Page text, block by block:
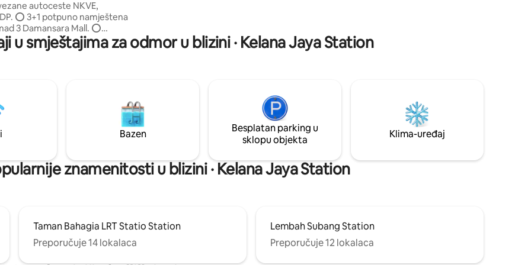
autoceste NKVE,
⭕️ 3+1 potpuno namještena
3 Damansara Mall. ⭕️
1 natkriveno parkiralište. ⭕️
YouTube. ⭕️ Kuhinja
stolnom tenisu, makuriku,
dizalu
centra. (Starbucks,
Coffee Bean, Seoul Station,
stolica itd.
u smještajima za odmor u blizini · Kelana Jaya Station
Bazen
Besplatan parking u
sklopu objekta
Klima-uređaj
znamenitosti u blizini · Kelana Jaya Station
Taman Bahagia LRT Statio Station
Preporučuje 14 lokalaca
Lembah Subang Station
Preporučuje 12 lokalaca